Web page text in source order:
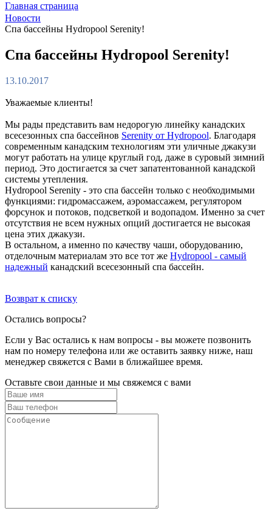
Главная страница
Новости
Спа бассейны Hydropool Serenity!
Спа бассейны Hydropool Serenity!
13.10.2017
Уважаемые клиенты!
Мы рады представить вам недорогую линейку канадских
всесезонных спа бассейнов Serenity от Hydropool. Благодаря
современным канадским технологиям эти уличные джакузи
могут работать на улице круглый год, даже в суровый зимний
период. Это достигается за счет запатентованной канадской
системы утепления.
Hydropool Serenity - это спа бассейн только с необходимыми
функциями: гидромассажем, аэромассажем, регулятором
форсунок и потоков, подсветкой и водопадом. Именно за счет
отсутствия не всем нужных опций достигается не высокая
цена этих джакузи.
В остальном, а именно по качеству чаши, оборудованию,
отделочным материалам это все тот же Hydropool - самый
надежный канадский всесезонный спа бассейн.
Возврат к списку
Остались вопросы?
Если у Вас остались к нам вопросы - вы можете позвонить
нам по номеру телефона или же оставить заявку ниже, наш
менеджер свяжется с Вами в ближайшее время.
Оставьте свои данные и мы свяжемся с вами